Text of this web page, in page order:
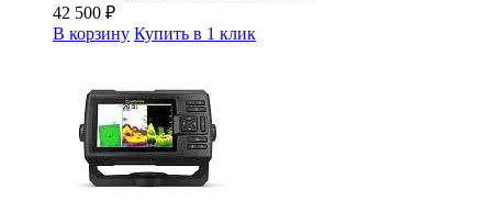
42 500 ₽
В корзину Купить в 1 клик